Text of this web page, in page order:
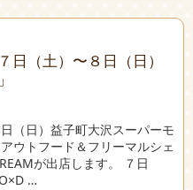
日（土）〜８日（日）
（日）益子町大沢スーパーモ
ウトフード＆フリーマルシェ
が出店します。 ７日
…